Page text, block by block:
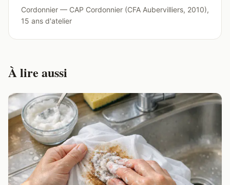
Cordonnier — CAP Cordonnier (CFA Aubervilliers, 2010),
15 ans d'atelier
À lire aussi